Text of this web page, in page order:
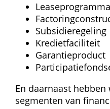
Leaseprogramma
Subsidieregeling
Kredietfaciliteit
Garantieproduct
En daarnaast
segmenten van